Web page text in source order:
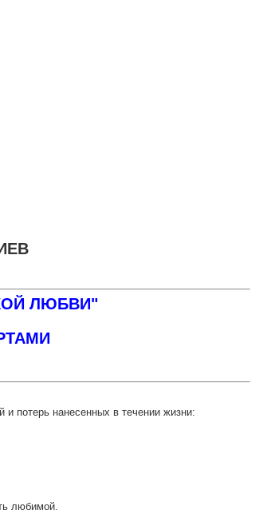
ЛЮБВИ"
и потерь нанесенных в течении жизни:
любимой.